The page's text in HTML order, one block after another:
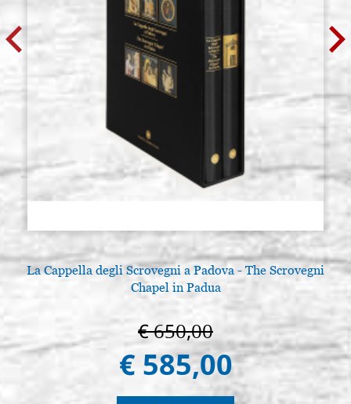
La Cappella degli Scrovegni a Padova - The Scrovegni
Chapel in Padua
€ 650,00
€ 585,00